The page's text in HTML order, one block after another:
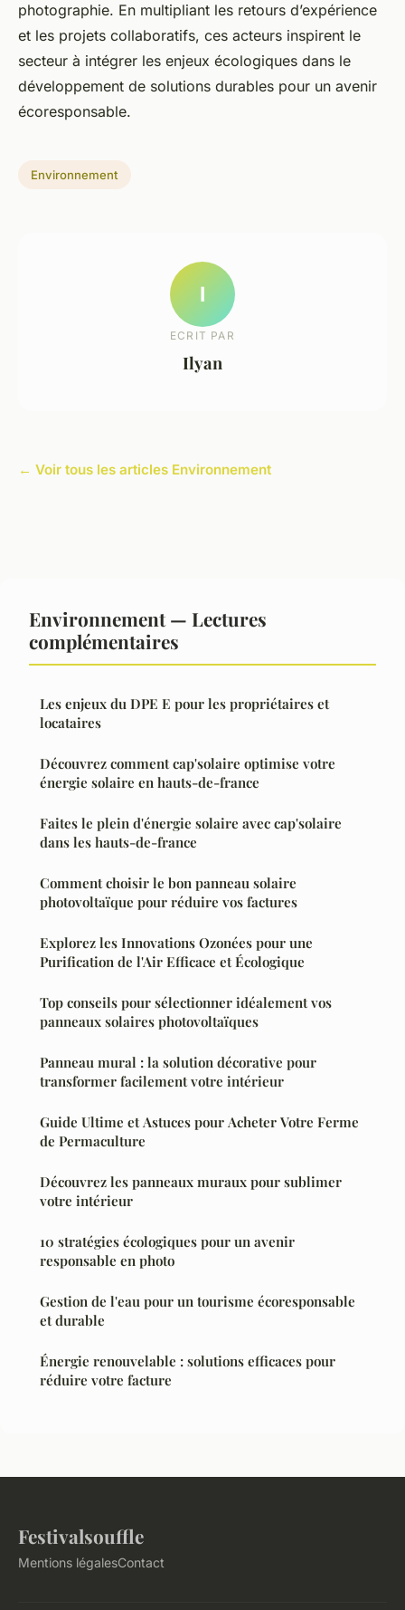
photographie. En multipliant les retours d’expérience
et les projets collaboratifs, ces acteurs inspirent le
secteur à intégrer les enjeux écologiques dans le
développement de solutions durables pour un avenir
écoresponsable.
Environnement
I
ECRIT PAR
Ilyan
← Voir tous les articles Environnement
Environnement — Lectures
complémentaires
Les enjeux du DPE E pour les propriétaires et
locataires
Découvrez comment cap'solaire optimise votre
énergie solaire en hauts-de-france
Faites le plein d'énergie solaire avec cap'solaire
dans les hauts-de-france
Comment choisir le bon panneau solaire
photovoltaïque pour réduire vos factures
Explorez les Innovations Ozonées pour une
Purification de l'Air Efficace et Écologique
Top conseils pour sélectionner idéalement vos
panneaux solaires photovoltaïques
Panneau mural : la solution décorative pour
transformer facilement votre intérieur
Guide Ultime et Astuces pour Acheter Votre Ferme
de Permaculture
Découvrez les panneaux muraux pour sublimer
votre intérieur
10 stratégies écologiques pour un avenir
responsable en photo
Gestion de l'eau pour un tourisme écoresponsable
et durable
Énergie renouvelable : solutions efficaces pour
réduire votre facture
Festivalsouffle
Mentions légalesContact